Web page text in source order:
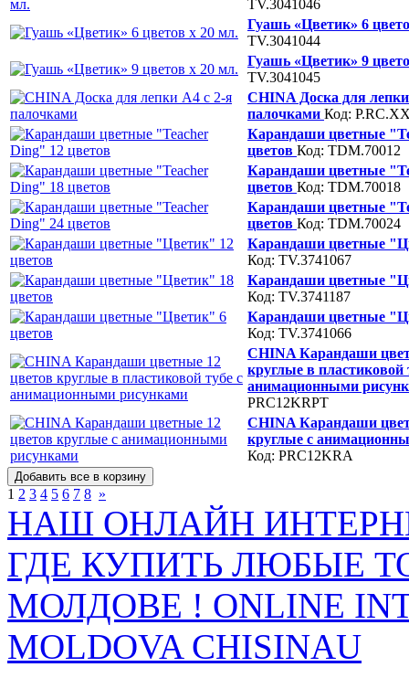
TV.3041046
Гуашь «Цветик» 6
TV.3041044
Гуашь «Цветик» 9
TV.3041045
CHINA Доска для
палочками Код:
Карандаши цветные
цветов Код: TDM.70012
Карандаши цветные
цветов Код: TDM.70018
Карандаши цветные
цветов Код: TDM.70024
Карандаши цветные
Код: TV.3741067
Карандаши цветные
Код: TV.3741187
Карандаши цветные
Код: TV.3741066
CHINA Карандаши
круглые в пластиковой
анимационными
PRC12KRPT
CHINA Карандаши
круглые с
Код: PRC12KRA
1 2 3 4 5 6 7 8 »
НАШ ОНЛАЙН
ГДЕ КУПИТЬ ЛЮБЫЕ
МОЛДОВЕ ! ONLINE
MOLDOVA CHISINAU